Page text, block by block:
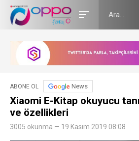
ABONE OL News
Xiaomi E-Kitap okuyucu
ve özellikleri
3005 okunma — 19 Kasım 2019 08:08